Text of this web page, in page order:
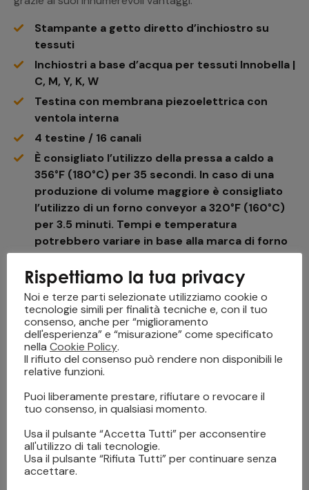
Stampante a getto diretto d’inchiostro su
tessuti
Inchiostri a base d’acqua per tessuti Innobella |
C, M, Y, K, W
Testina con membrana piezoelettrica con
ventola interna
4 testine / 16 canali
È consigliato l’utilizzo della pressa a caldo a
356°F (180°C) per 35 secondi. In caso di una
produzione di volume maggiore è consigliato
l’utilizzo di un forno conveyor a 320°F (160°C)
per 3.5 minuti. Tempi e temperatura
potrebbero variare in base alla marca di forno
utilizzata.
You May Also Like
Abbigliamento da Lavoro, Capi Confezionati,
Jeans,Sportswear
DTF Inline 900 Pro
Jeans , Sportswear,
Stampa Diretta su Tessuto (DTG)
GTX PRO BULK
Rispettiamo la tua privacy
Noi e terze parti selezionate utilizziamo cookie o
tecnologie simili per finalità tecniche e, con il tuo
consenso, anche per “miglioramento
dell'esperienza” e “misurazione” come specificato
nella Cookie Policy.
Il rifiuto del consenso può rendere non disponibili le
relative funzioni.
Puoi liberamente prestare, rifiutare o revocare il
tuo consenso, in qualsiasi momento.
Usa il pulsante “Accetta Tutti” per acconsentire
all'utilizzo di tali tecnologie.
Usa il pulsante “Rifiuta Tutti” per continuare senza
accettare.